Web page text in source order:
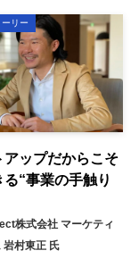
リー
アップだからこそ
“事業の手触り
株式会社 マーケティ
岩村東正 氏